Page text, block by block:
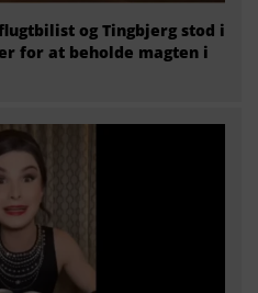
og Tingbjerg stod i
for at beholde magten i